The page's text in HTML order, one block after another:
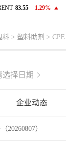
83.55 1.29%
料 > 塑料助剂 > CPE
选择日期
企业动态
20260807）